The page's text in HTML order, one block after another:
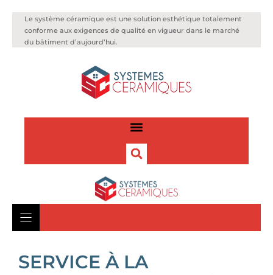
Le système céramique est une solution esthétique totalement
conforme aux exigences de qualité en vigueur dans le marché
du bâtiment d’aujourd’hui.
SERVICE À LA